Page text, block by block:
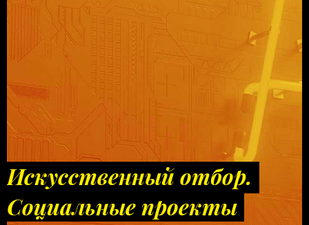
Искусственный отбор.
Социальные проекты